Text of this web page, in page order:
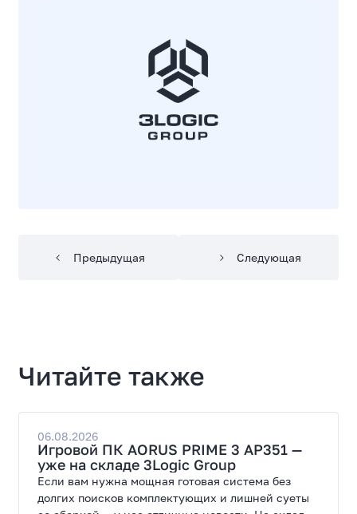
Предыдущая Следующая
Читайте также
06.08.2026
Игровой ПК AORUS PRIME 3 AP351 —
уже на складе 3Logic Group
Если вам нужна мощная готовая система без
долгих поисков комплектующих и лишней суеты